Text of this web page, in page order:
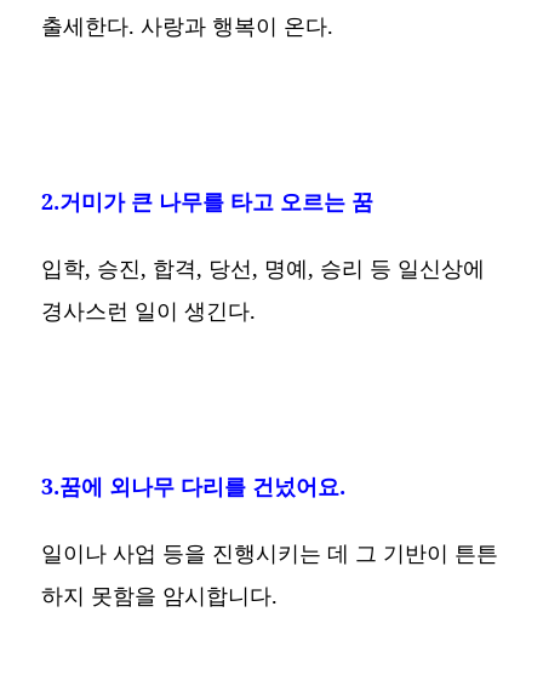
출세한다. 사랑과 행복이 온다.
2.거미가 큰 나무를 타고 오르는 꿈
입학, 승진, 합격, 당선, 명예, 승리 등 일신상에
경사스런 일이 생긴다.
3.꿈에 외나무 다리를 건넜어요.
일이나 사업 등을 진행시키는 데 그 기반이 튼튼
하지 못함을 암시합니다.